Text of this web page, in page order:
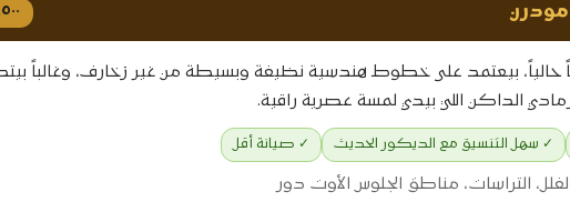
١,٥٠٠ – ٢,٨٠٠
حالياً، بيعتمد على خطوط هندسية نظيفة وبسيطة من غير زخارف، وغالباً
الداكن اللي بيدي لمسة عصرية راقية.
✓ سهل التنسيق مع الديكور الحديث ✓ صيانة أقل
التراسات، مناطق الجلوس الأوت دور